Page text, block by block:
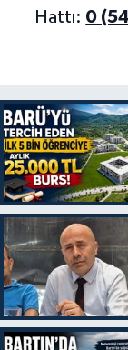
Hattı: 0